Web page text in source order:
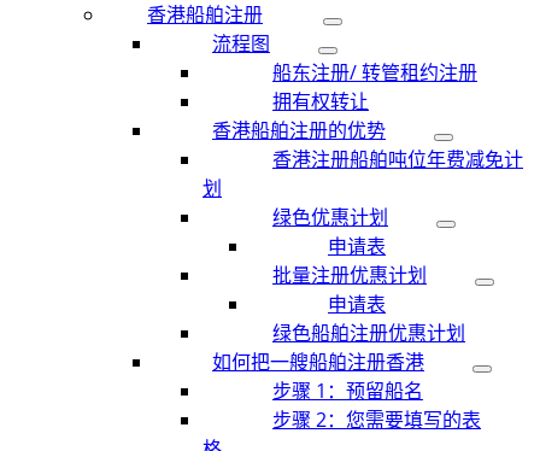
香港船舶注册
流程图
船东注册/ 转管租约注册
拥有权转让
香港船舶注册的优势
香港注册船舶吨位年费减免计
划
绿色优惠计划
申请表
批量注册优惠计划
申请表
绿色船舶注册优惠计划
如何把一艘船舶注册香港
步骤 1：预留船名
步骤 2：您需要填写的表